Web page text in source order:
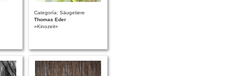
Categoría: Säugetiere
Thomas Eder
»Kinozeit«